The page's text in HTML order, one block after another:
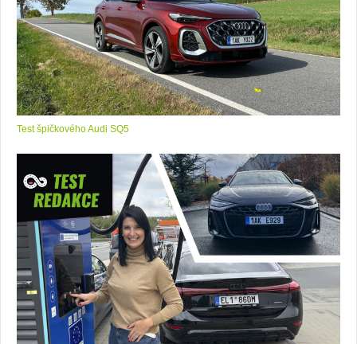
Test špičkového Audi SQ5